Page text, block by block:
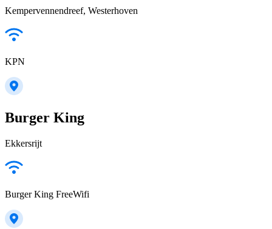
Kempervennendreef, Westerhoven
KPN
Burger King
Ekkersrijt
Burger King FreeWifi